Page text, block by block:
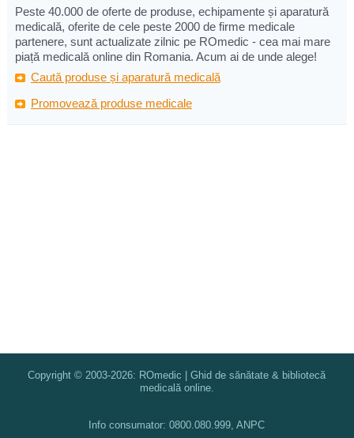
Peste 40.000 de oferte de produse, echipamente și aparatură
medicală, oferite de cele peste 2000 de firme medicale
partenere, sunt actualizate zilnic pe ROmedic - cea mai mare
piață medicală online din Romania. Acum ai de unde alege!
Caută produse și aparatură medicală
Promovează produse medicale
Copyright © 2003-2026: ROmedic | Ghid de sănătate & bibliotecă
medicală online.
Info consumator: 0800.080.999, ANPC